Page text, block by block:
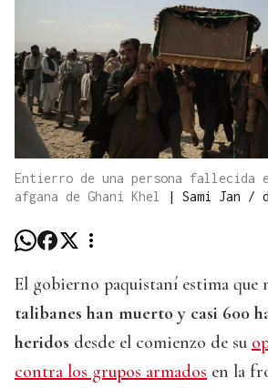
Entierro de una persona fallecida
afgana de Ghani Khel
| Sami Jan /
El gobierno paquistaní estima que
talibanes han muerto y casi 600
heridos desde el comienzo de su
contra los grupos armados en la